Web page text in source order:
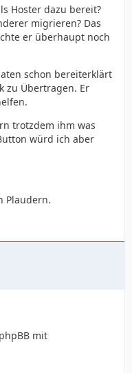
Hoster dazu bereit?
migrieren? Das
er überhaupt noch
schon bereiterklärt
zu Übertragen. Er
trotzdem ihm was
würd ich aber
Plaudern.
mit